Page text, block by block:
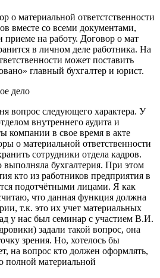
о материальной ответстственности
вместе со всеми документами,
на работу. Договор о мат
в личном деле работника. На
может поставить
главный бухгалтер и юрист.
дело
вопрос следующего характера. У
внутреннего аудита и
компании в свое время в акте
о материальной ответственности
сотрудники отдела кадров.
бухгалтерия. При этом
кто из работников предприятия в
подотчётными лицами. Я как
что данная функция должна
т.к. это их учет материальных
у нас был семинар с участием В.И.
задали такой вопрос, она
зрения. Но, хотелось бы
на вопрос кто должен оформлять,
полной материальной